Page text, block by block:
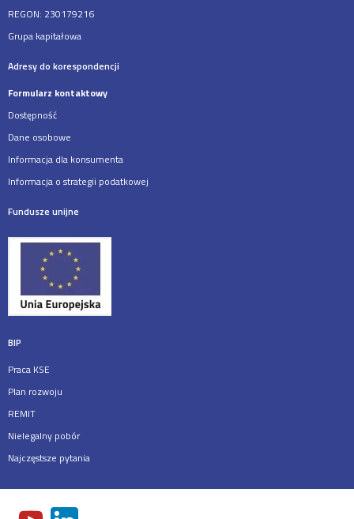
REGON: 230179216
Grupa kapitałowa
Adresy do korespondencji
Formularz kontaktowy
Dostępność
Dane osobowe
Informacja dla konsumenta
Informacja o strategii podatkowej
Fundusze unijne
BIP
Praca KSE
Plan rozwoju
REMIT
Nielegalny pobór
Najczęstsze pytania